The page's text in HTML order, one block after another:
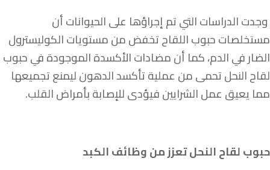
وجدت الدراسات التي تم إجراؤها على الحيوانات أن
مستخلصات حبوب اللقاح تخفض من مستويات الكوليسترول
الضار في الدم، كما أن مضادات الأكسدة الموجودة في حبوب
لقاح النحل تحمى من عملية تأكسد الدهون ليمنع تجميعها
مما يعيق عمل الشرايين فيؤدى للإصابة بأمراض القلب.
حبوب لقاح النحل تعزز من وظائف الكبد